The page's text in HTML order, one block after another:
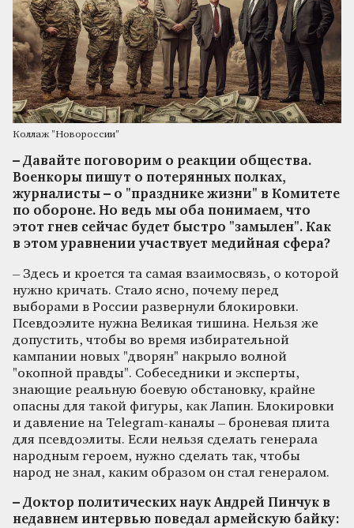
Коллаж "Новороссии"
– Давайте поговорим о реакции общества.
Военкоры пишут о потерянных полках,
журналисты – о "празднике жизни" в Комитете
по обороне. Но ведь мы оба понимаем, что
этот гнев сейчас будет быстро "замылен". Как
в этом уравнении участвует медийная сфера?
– Здесь и кроется та самая взаимосвязь, о которой
нужно кричать. Стало ясно, почему перед
выборами в России развернули блокировки.
Псевдоэлите нужна Великая тишина. Нельзя же
допустить, чтобы во время избирательной
кампании новых "дворян" накрыло волной
"окопной правды". Собеседники и эксперты,
знающие реальную боевую обстановку, крайне
опасны для такой фигуры, как Лапин. Блокировки
и давление на Telegram-каналы – броневая плита
для псевдоэлиты. Если нельзя сделать генерала
народным героем, нужно сделать так, чтобы
народ не знал, каким образом он стал генералом.
– Доктор политических наук Андрей Пинчук в
недавнем интервью поведал армейскую байку: